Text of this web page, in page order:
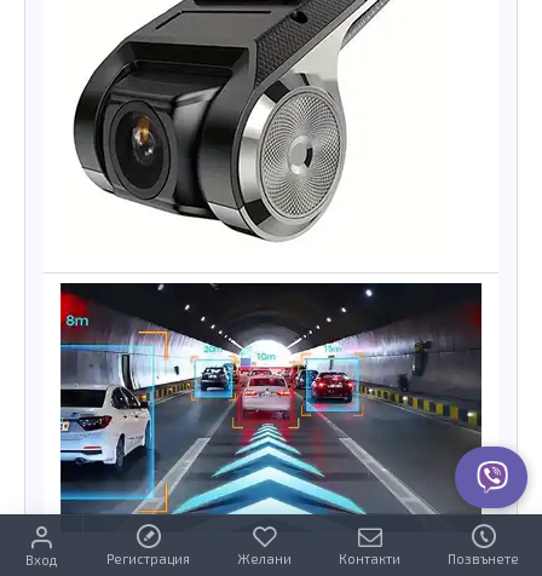
Вход Регистрация Желани Контакти Позвънете